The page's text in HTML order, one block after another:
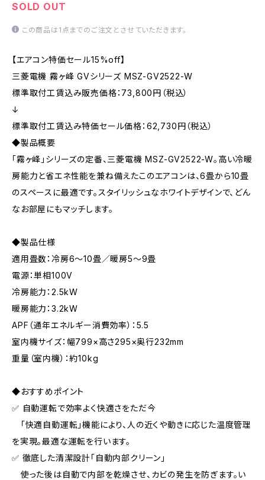
SOLD OUT
この商品は1点までのご注文とさせていただきます。
【エアコン特価セール15%off】
三菱電機 霧ヶ峰 GVシリーズ MSZ-GV2522-W
標準取付工賃込み販売価格：73,800円（税込）
↓
標準取付工賃込み特価セール価格：62,730円（税込）
◆製品概要
「霧ヶ峰」シリーズの定番、三菱電機 MSZ-GV2522-W。高い冷暖
房能力と省エネ性能を兼ね備えたこのエアコンは、6畳から10畳
のスペースに最適です。スタイリッシュなホワイトデザインで、どん
なお部屋にもマッチします。
◆製品仕様
適用畳数：冷房6〜10畳／暖房5〜9畳
電源：単相100V
冷房能力：2.5kW
暖房能力：3.2kW
APF（通年エネルギー消費効率）：5.5
室内機サイズ：幅799×高さ295×奥行232mm
重量（室内機）：約10kg
◆おすすめポイント
✅ 自動運転で効率よく快適さをただ今
「快適自動運転」機能により、人の近くや動きに応じた温度管理
を実現。最適な運転を行います。
✅ 徹底した清潔設計「自動内部クリーン」
使った後は自動で内部を乾燥させ、カビの発生を防ぎます。い